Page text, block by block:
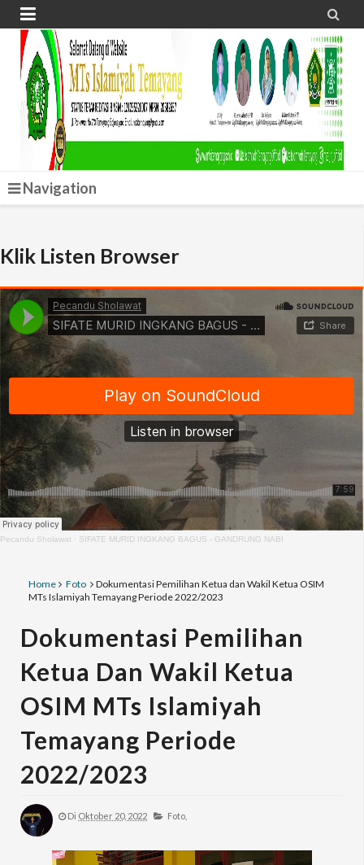
 
Navigation
Klik Listen Browser
Pecandu Sholawat · SIFATE MURID INGKANG BAGUS - GANDRUNG NABI
Home Foto
Dokumentasi Pemilihan Ketua dan Wakil Ketua OSIM
MTs Islamiyah Temayang Periode 2022/2023
Dokumentasi Pemilihan
Ketua Dan Wakil Ketua
OSIM MTs Islamiyah
Temayang Periode
2022/2023
Di Oktober 20, 2022 Foto,